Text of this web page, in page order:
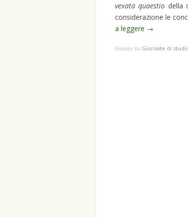
vexata quaestio della
considerazione le
a leggere →
Inviato su Giornate di